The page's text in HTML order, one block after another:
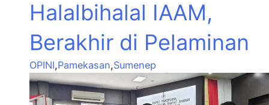
Halalbihalal IAAM,
Berakhir di Pelaminan
OPINI,Pamekasan,Sumenep